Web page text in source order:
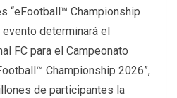
“eFootball™ Championship
evento determinará el
FC para el Campeonato
Championship 2026”,
de participantes la